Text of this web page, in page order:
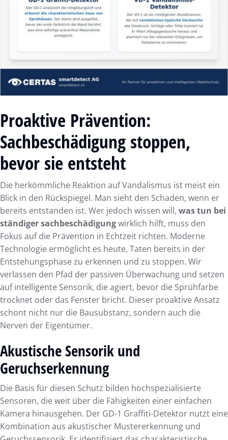
Proaktive Prävention:
Sachbeschädigung stoppen,
bevor sie entsteht
Die herkömmliche Reaktion auf Vandalismus ist meist ein
Blick in den Rückspiegel. Man sieht den Schaden, wenn er
bereits entstanden ist. Wer jedoch wissen will, was tun bei
ständiger sachbeschädigungwirklich hilft, muss den
Fokus auf die Prävention in Echtzeit richten. Moderne
Technologie ermöglicht es heute, Taten bereits in der
Entstehungsphase zu erkennen und zu stoppen. Wir
verlassen den Pfad der passiven Überwachung und setzen
auf intelligente Sensorik, die agiert, bevor die Sprühfarbe
trocknet oder das Fenster bricht. Dieser proaktive Ansatz
schont nicht nur die Bausubstanz, sondern auch die
Nerven der Eigentümer.
Akustische Sensorik und
Geruchserkennung
Die Basis für diesen Schutz bilden hochspezialisierte
Sensoren, die weit über die Fähigkeiten einer einfachen
Kamera hinausgehen. Der GD-1 Graffiti-Detektor nutzt eine
Kombination aus akustischer Mustererkennung und